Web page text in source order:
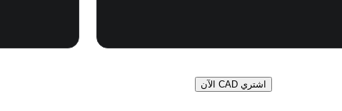
اشتري CAD الآن